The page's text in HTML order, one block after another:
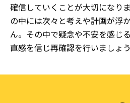
確信していくことが大切になり
の中には次々と考えや計画が浮
ん。その中で疑念や不安を感じ
直感を信じ再確認を行いましょう